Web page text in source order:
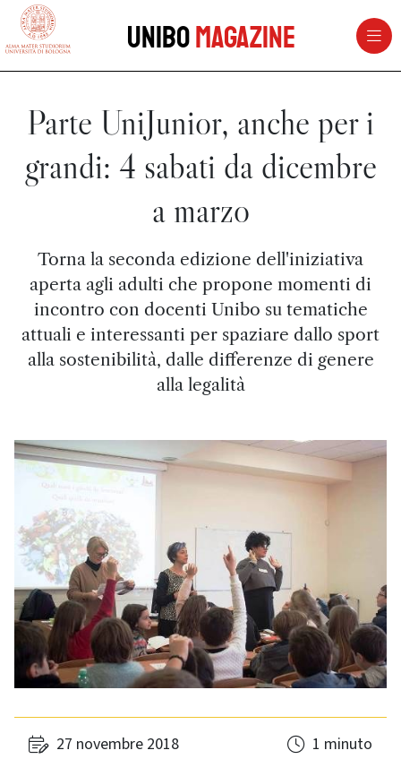
vai al contenuto della pagina
UniboMagazine
Parte UniJunior, anche per i
grandi: 4 sabati da dicembre
a marzo
Torna la seconda edizione dell'iniziativa
aperta agli adulti che propone momenti di
incontro con docenti Unibo su tematiche
attuali e interessanti per spaziare dallo sport
alla sostenibilità, dalle differenze di genere
alla legalità
27 novembre 2018 1 minuto